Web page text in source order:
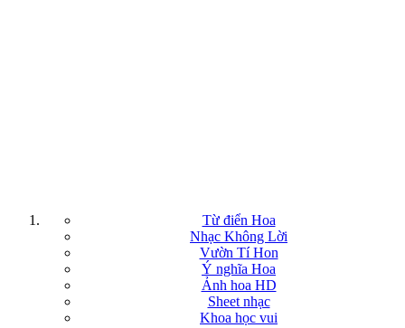
Từ điển Hoa
Nhạc Không Lời
Vườn Tí Hon
Ý nghĩa Hoa
Ảnh hoa HD
Sheet nhạc
Khoa học vui